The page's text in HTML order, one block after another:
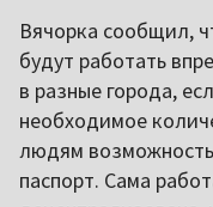
Вячорка сообщил,
будут работать
в разные города,
необходимое
людям возможность
паспорт. Сама